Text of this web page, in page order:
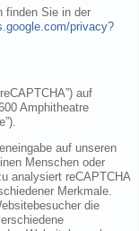
finden Sie in der
privacy?
auf
Amphitheatre
auf unseren
Menschen oder
analysiert reCAPTCHA
Merkmale.
die